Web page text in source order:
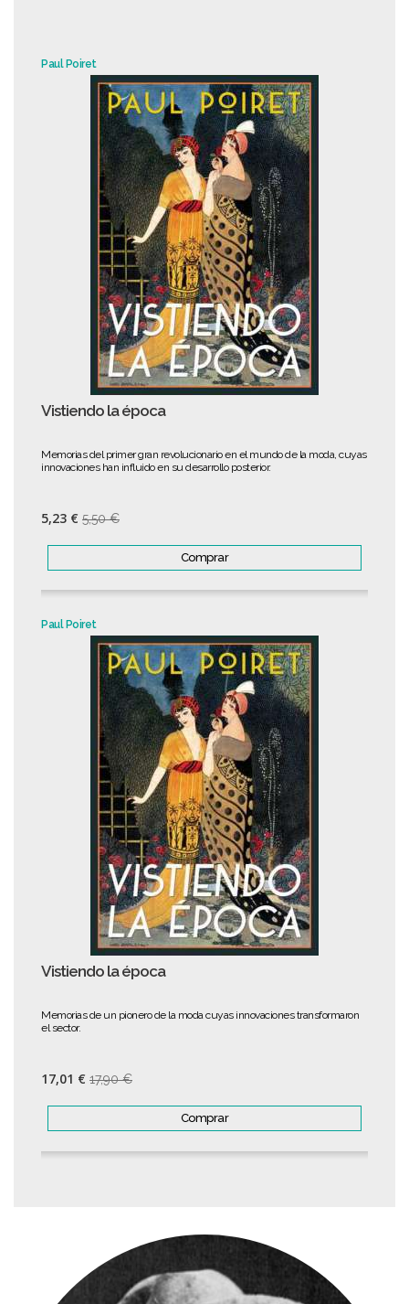
Paul Poiret
Vistiendo la época
Memorias del primer gran revolucionario en el mundo de la moda, cuyas
innovaciones han influido en su desarrollo posterior.
5,23 € 5,50 €
Comprar
Paul Poiret
Vistiendo la época
Memorias de un pionero de la moda cuyas innovaciones transformaron
el sector.
17,01 € 17,90 €
Comprar